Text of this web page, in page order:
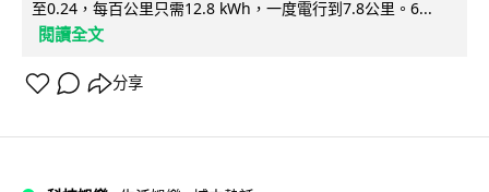
至0.24，每百公里只需12.8 kWh，一度電行到7.8公里。6...
閱讀全文
分享